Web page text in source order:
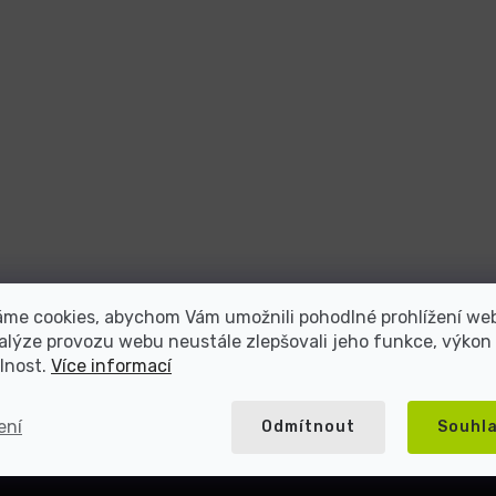
cookies, abychom Vám umožnili pohodlné prohlížení
provozu webu neustále zlepšovali jeho funkce, výkon
Více informací
Odmítnout
repasované elektroniky s více
zákazníků
Přes 20 let na trhu